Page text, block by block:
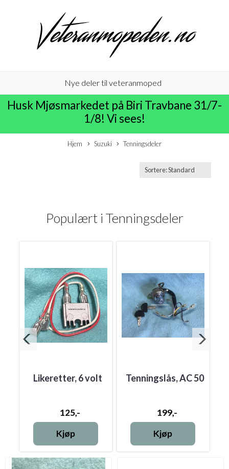
Nye deler til veteranmoped
Husk Mjøsmarkedet på Biri Travbane 31/7-
1/8! Vi sees!
Hjem Suzuki Tenningsdeler
Populært i Tenningsdeler
Likeretter, 6 volt
125,-
Kjøp
Tenningslås, AC 50
199,-
Kjøp